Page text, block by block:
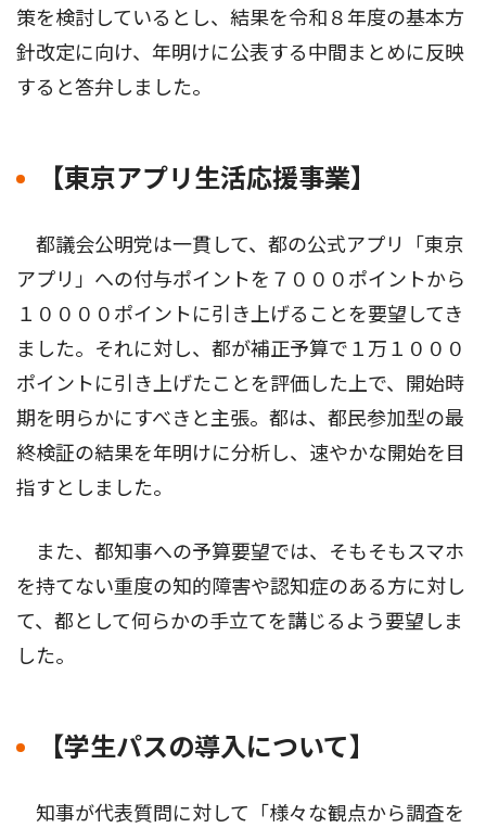
策を検討しているとし、結果を令和８年度の基本方
針改定に向け、年明けに公表する中間まとめに反映
すると答弁しました。
【東京アプリ生活応援事業】
都議会公明党は一貫して、都の公式アプリ「東京
アプリ」への付与ポイントを７０００ポイントから
１００００ポイントに引き上げることを要望してき
ました。それに対し、都が補正予算で１万１０００
ポイントに引き上げたことを評価した上で、開始時
期を明らかにすべきと主張。都は、都民参加型の最
終検証の結果を年明けに分析し、速やかな開始を目
指すとしました。
また、都知事への予算要望では、そもそもスマホ
を持てない重度の知的障害や認知症のある方に対し
て、都として何らかの手立てを講じるよう要望しま
した。
【学生パスの導入について】
知事が代表質問に対して「様々な観点から調査を